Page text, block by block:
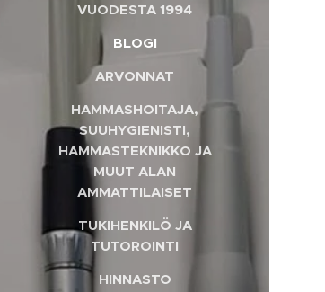
VUODESTA 1994
BLOGI
ARVONNAT
HAMMASHOITAJA,
SUUHYGIENISTI,
HAMMASTEKNIKKO JA
MUUT ALAN
AMMATTILAISET
TUKIHENKILÖ JA
TUTOROINTI
HINNASTO